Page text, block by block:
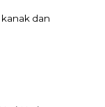
dan